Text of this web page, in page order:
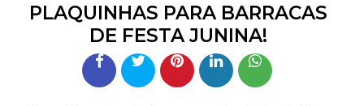
PLAQUINHAS PARA BARRACAS
DE FESTA JUNINA!